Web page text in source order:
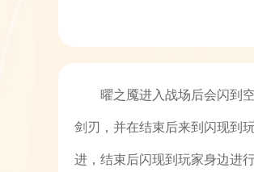
曜之魇进入战场后会闪到
剑刃，并在结束后来到闪现到
进，结束后闪现到玩家身边进